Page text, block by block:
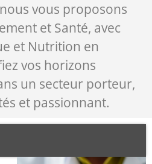
nous vous proposons
et Santé, avec
et Nutrition en
vos horizons
un secteur porteur,
et passionnant.